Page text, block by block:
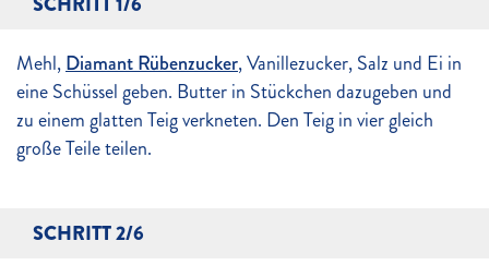
Mehl,Diamant Rübenzucker, Vanillezucker, Salz und Ei in
eine Schüssel geben. Butter in Stückchen dazugeben und
zu einem glatten Teig verkneten. Den Teig in vier gleich
große Teile teilen.
SCHRITT 2/6